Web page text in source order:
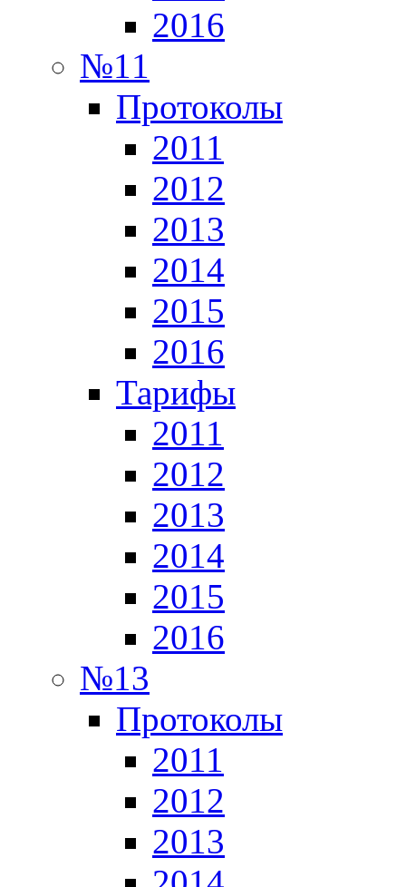
2016
№11
Протоколы
2011
2012
2013
2014
2015
2016
Тарифы
2011
2012
2013
2014
2015
2016
№13
Протоколы
2011
2012
2013